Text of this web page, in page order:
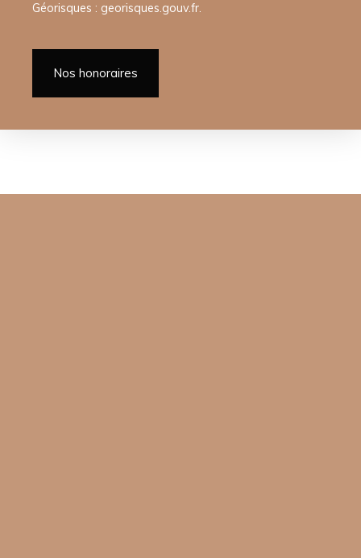
Géorisques : georisques.gouv.fr.
Nos honoraires